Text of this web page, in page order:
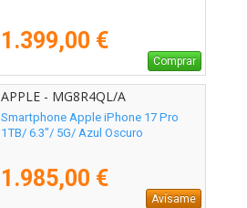
1.399,00 €
Comprar
APPLE - MG8R4QL/A
Smartphone Apple iPhone 17 Pro
1TB/ 6.3"/ 5G/ Azul Oscuro
1.985,00 €
Avísame